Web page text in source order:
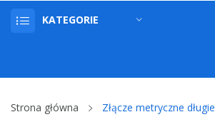
KATEGORIE
Strona główna Złącze metryczne długie